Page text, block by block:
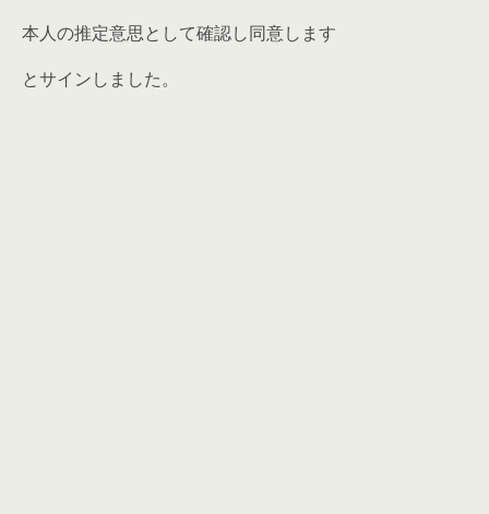
本人の推定意思として確認し同意します
とサインしました。